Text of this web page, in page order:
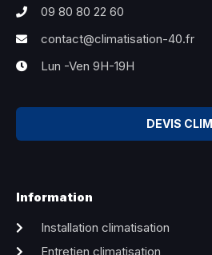
09 80 80 22 60
contact@climatisation-40.fr
Lun -Ven 9H-19H
DEVIS CLIM
Information
Installation climatisation
Entretien climatisation